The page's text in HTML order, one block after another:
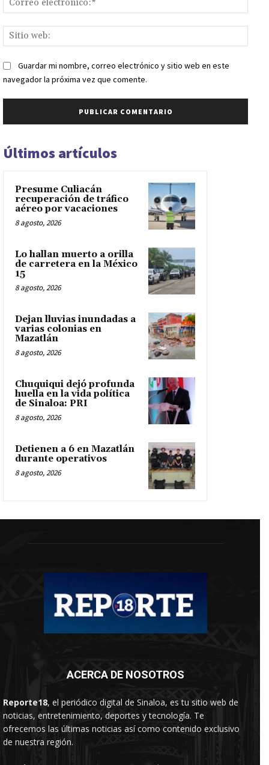
web:
Guardar mi nombre, correo electrónico y sitio web en este
navegador la próxima vez que comente.
Últimos artículos
Presume Culiacán
recuperación de tráfico
aéreo por vacaciones
8 agosto, 2026
Lo hallan muerto a orilla
de carretera en la México
15
8 agosto, 2026
Dejan lluvias inundadas a
varias colonias en
Mazatlán
8 agosto, 2026
Chuquiqui dejó profunda
huella en la vida política
de Sinaloa: PRI
8 agosto, 2026
Detienen a 6 en Mazatlán
durante operativos
8 agosto, 2026
ACERCA DE NOSOTROS
Reporte18, el periódico digital de Sinaloa, es tu sitio web de
noticias, entretenimiento, deportes y tecnología. Te
ofrecemos las últimas noticias así como contenido exclusivo
de nuestra región.